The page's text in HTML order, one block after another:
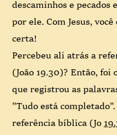
descaminhos e pecados
por ele. Com Jesus,
certa!
Percebeu ali atrás a
(João 19.30)? Então, foi
que registrou as
"Tudo está completado".
referência bíblica (Jo